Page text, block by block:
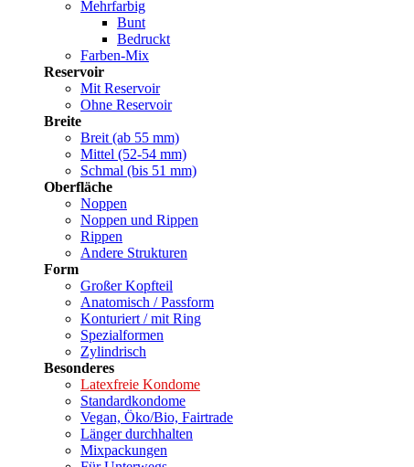
Mehrfarbig
Bunt
Bedruckt
Farben-Mix
Reservoir
Mit Reservoir
Ohne Reservoir
Breite
Breit (ab 55 mm)
Mittel (52-54 mm)
Schmal (bis 51 mm)
Oberfläche
Noppen
Noppen und Rippen
Rippen
Andere Strukturen
Form
Großer Kopfteil
Anatomisch / Passform
Konturiert / mit Ring
Spezialformen
Zylindrisch
Besonderes
Latexfreie Kondome
Standardkondome
Vegan, Öko/Bio, Fairtrade
Länger durchhalten
Mixpackungen